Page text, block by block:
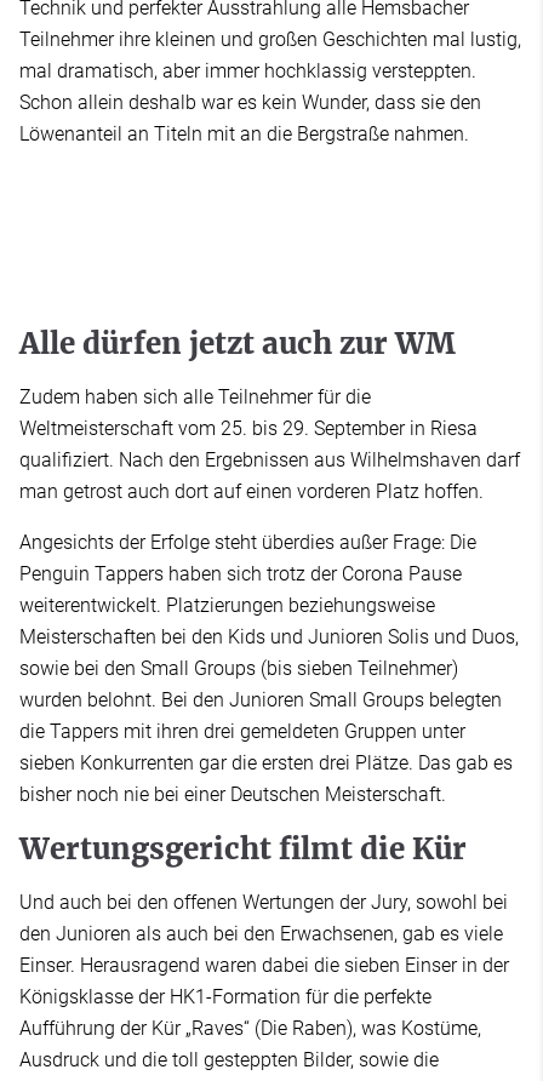
Technik und perfekter Ausstrahlung alle Hemsbacher
Teilnehmer ihre kleinen und großen Geschichten mal lustig,
mal dramatisch, aber immer hochklassig versteppten.
Schon allein deshalb war es kein Wunder, dass sie den
Löwenanteil an Titeln mit an die Bergstraße nahmen.
Alle dürfen jetzt auch zur WM
Zudem haben sich alle Teilnehmer für die
Weltmeisterschaft vom 25. bis 29. September in Riesa
qualifiziert. Nach den Ergebnissen aus Wilhelmshaven darf
man getrost auch dort auf einen vorderen Platz hoffen.
Angesichts der Erfolge steht überdies außer Frage: Die
Penguin Tappers haben sich trotz der Corona Pause
weiterentwickelt. Platzierungen beziehungsweise
Meisterschaften bei den Kids und Junioren Solis und Duos,
sowie bei den Small Groups (bis sieben Teilnehmer)
wurden belohnt. Bei den Junioren Small Groups belegten
die Tappers mit ihren drei gemeldeten Gruppen unter
sieben Konkurrenten gar die ersten drei Plätze. Das gab es
bisher noch nie bei einer Deutschen Meisterschaft.
Wertungsgericht filmt die Kür
Und auch bei den offenen Wertungen der Jury, sowohl bei
den Junioren als auch bei den Erwachsenen, gab es viele
Einser. Herausragend waren dabei die sieben Einser in der
Königsklasse der HK1-Formation für die perfekte
Aufführung der Kür „Raves“ (Die Raben), was Kostüme,
Ausdruck und die toll gesteppten Bilder, sowie die